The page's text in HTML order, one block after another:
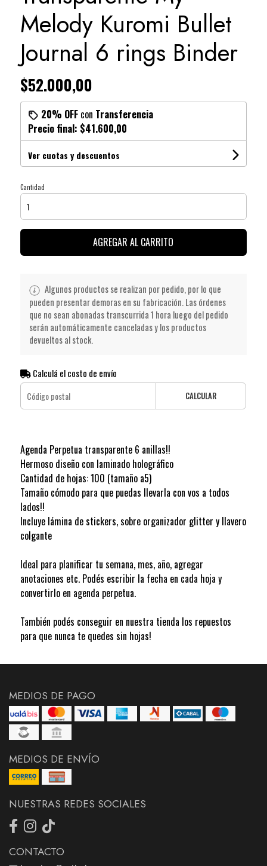
Melody Kuromi Bullet
Journal 6 rings Binder
$52.000,00
20% OFFcon Transferencia
Precio final: $41.600,00
Ver cuotas y descuentos
Cantidad
AGREGAR AL CARRITO
Algunos productos se realizan por pedido, por lo que
pueden presentar demoras en su fabricación. Las órdenes
que no sean abonadas transcurrida 1 hora luego del pedido
serán automáticamente canceladas y los productos
devueltos al stock.
Calculá el costo de envío
CALCULAR
Agenda Perpetua transparente 6 anillas!!
Hermoso diseño con laminado holográfico
Cantidad de hojas: 100 (tamaño a5)
Tamaño cómodo para que puedas llevarla con vos a todos
lados!!
Incluye lámina de stickers, sobre organizador glitter y llavero
colgante
Ideal para planificar tu semana, mes, año, agregar
anotaciones etc. Podés escribir la fecha en cada hoja y
convertirlo en agenda perpetua.
También podés conseguir en nuestra tienda los repuestos
para que nunca te quedes sin hojas!
MEDIOS DE PAGO
MEDIOS DE ENVÍO
NUESTRAS REDES SOCIALES
CONTACTO